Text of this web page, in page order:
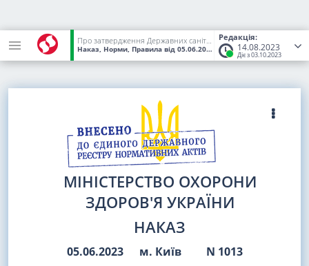
Редакція:
14.08.2023
Діє з 03.10.2023
Про затвердження Державних санітарних норм і правил "Про безпеку і захист працівників від шкідливого впливу азбесту та матеріалів і виробів, що містять азбест"
Наказ, Норми, Правила від 05.06.2023 № 1013 (Статус:Чинний)
МІНІСТЕРСТВО ОХОРОНИ
ЗДОРОВ'Я УКРАЇНИ
НАКАЗ
05.06.2023 м. Київ N 1013